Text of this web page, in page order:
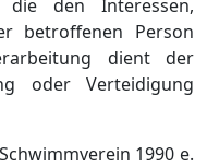
die den Interessen,
betroffenen Person
dient der
oder Verteidigung
1990 e.